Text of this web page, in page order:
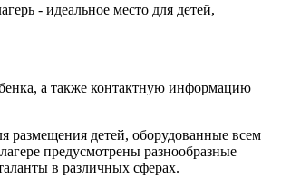
- идеальное место для детей,
а также контактную информацию
размещения детей, оборудованные всем
предусмотрены разнообразные
в различных сферах.